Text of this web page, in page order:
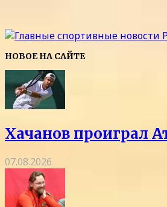
НОВОЕ НА САЙТЕ
Хачанов проиграл
07.08.2026